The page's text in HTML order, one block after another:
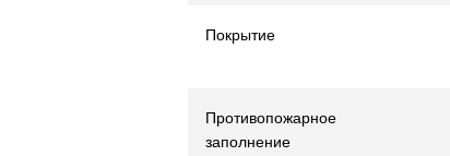
Покрытие
Противопожарное
заполнение